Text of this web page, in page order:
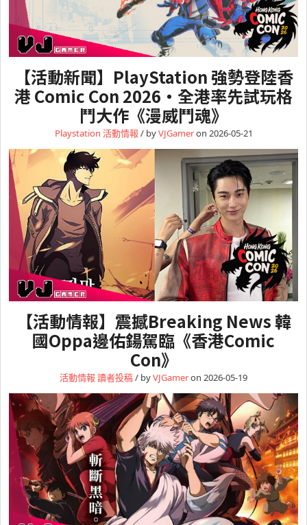
【活動新聞】PlayStation 強勢登陸香
港 Comic Con 2026・全港率先試玩格
鬥大作《漫威鬥魂》
Playstation 活動情報 / byVJGameron 2026-05-21
【活動情報】震撼Breaking News 韓
國Oppa邊佑鍚駕臨《香港Comic
Con》
活動情報 讀者投稿/ byVJGameron 2026-05-19